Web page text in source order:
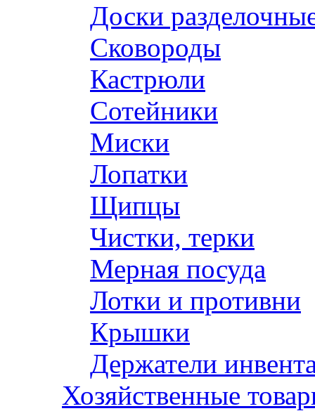
Доски
Сковороды
Кастрюли
Сотейники
Миски
Лопатки
Щипцы
Чистки, терки
Мерная посуда
Лотки и противни
Крышки
Держатели
Хозяйственные